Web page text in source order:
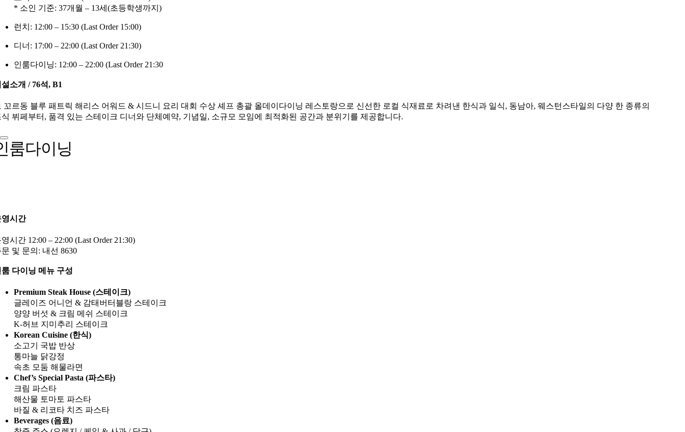
* 소인 기준: 37개월 – 13세(초등학생까지)
런치: 12:00 – 15:30 (Last Order 15:00)
디너: 17:00 – 22:00 (Last Order 21:30)
인룸다이닝: 12:00 – 22:00 (Last Order 21:30
소개 / 76석, B1
꼬르동 블루 패트릭 해리스 어워드 & 시드니 요리 대회 수상 셰프 총괄 올데이다이닝 레스토랑으로 신선한 로컬 식재료로 차려낸 한식과 일식, 동남아, 웨스턴스타일의 다양 한 종류의
뷔페부터, 품격 있는 스테이크 디너와 단체예약, 기념일, 소규모 모임에 최적화된 공간과 분위기를 제공합니다.
룸다이닝
시간
시간 12:00 – 22:00 (Last Order 21:30)
및 문의: 내선 8630
다이닝 메뉴 구성
Premium Steak House (스테이크)
글레이즈 어니언 & 감태버터블랑 스테이크
양양 버섯 & 크림 메쉬 스테이크
K-허브 지미추리 스테이크
Korean Cuisine (한식)
소고기 국밥 반상
통마늘 닭강정
속초 모둠 해물라면
Chef’s Special Pasta (파스타)
크림 파스타
해산물 토마토 파스타
바질 & 리코타 치즈 파스타
Beverages (음료)